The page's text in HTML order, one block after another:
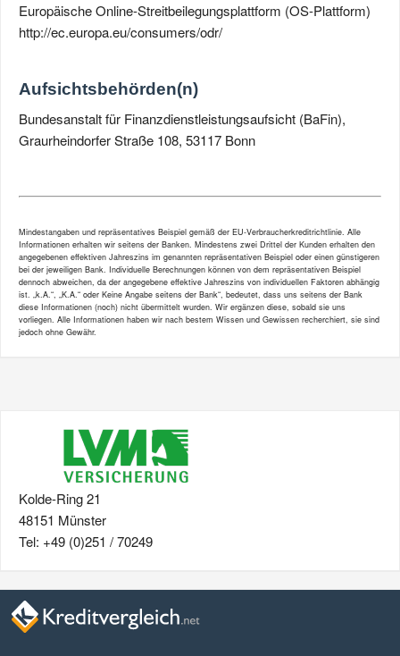
Europäische Online-Streitbeilegungsplattform (OS-Plattform)
http://ec.europa.eu/consumers/odr/
Aufsichtsbehörden(n)
Bundesanstalt für Finanzdienstleistungsaufsicht (BaFin),
Graurheindorfer Straße 108, 53117 Bonn
Mindestangaben und repräsentatives Beispiel gemäß der EU-Verbraucherkreditrichtlinie. Alle
Informationen erhalten wir seitens der Banken. Mindestens zwei Drittel der Kunden erhalten den
angegebenen effektiven Jahreszins im genannten repräsentativen Beispiel oder einen günstigeren
bei der jeweiligen Bank. Individuelle Berechnungen können von dem repräsentativen Beispiel
dennoch abweichen, da der angegebene effektive Jahreszins von individuellen Faktoren abhängig
ist. „k.A.“, „K.A.“ oder Keine Angabe seitens der Bank“, bedeutet, dass uns seitens der Bank
diese Informationen (noch) nicht übermittelt wurden. Wir ergänzen diese, sobald sie uns
vorliegen. Alle Informationen haben wir nach bestem Wissen und Gewissen recherchiert, sie sind
jedoch ohne Gewähr.
Kolde-Ring 21
48151 Münster
Tel: +49 (0)251 / 70249